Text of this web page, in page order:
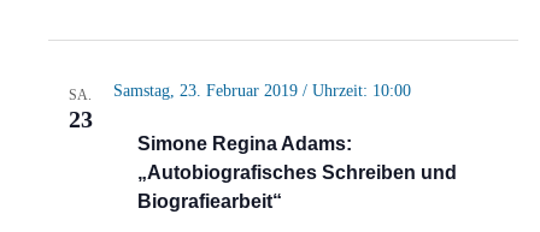
SA.
23
Simone Regina Adams:
„Autobiografisches Schreiben und
Biografiearbeit“
Samstag, 23. Februar 2019 / Uhrzeit: 10:00